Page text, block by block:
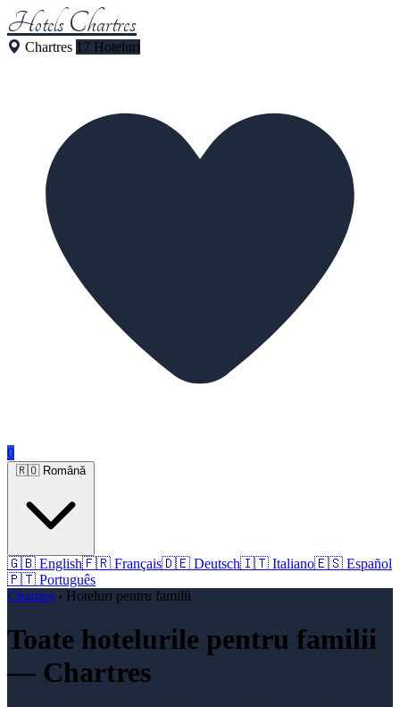
Hotels Chartres
Chartres 17 Hoteluri
0
🇷🇴 Română
🇬🇧 English🇫🇷 Français🇩🇪 Deutsch🇮🇹 Italiano🇪🇸 Español
🇵🇹 Português
Chartres › Hoteluri pentru familii
Toate hotelurile pentru familii
— Chartres